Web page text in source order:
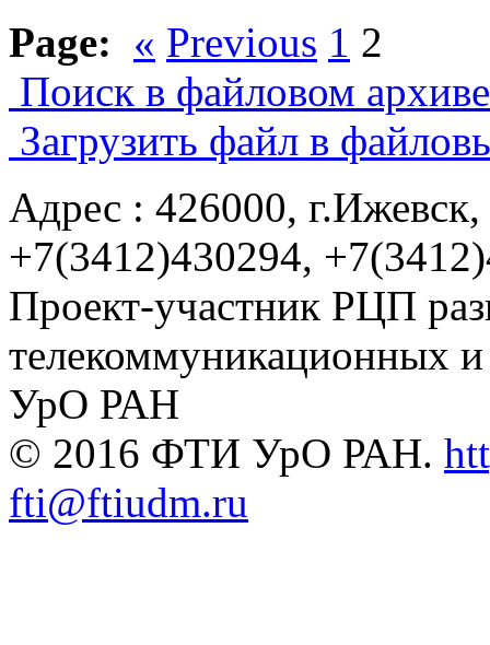
Page: « Previous 1 2
Поиск в файловом
Загрузить файл в
Адрес : 426000,
+7(3412)430294,
Проект-участник РЦП
телекоммуникационных
УрО РАН
© 2016 ФТИ УрО РАН.
fti@ftiudm.ru